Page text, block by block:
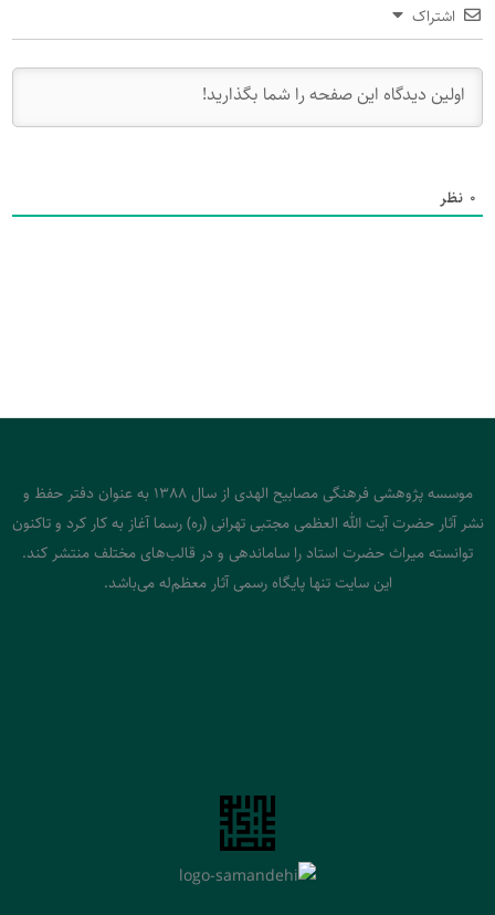
اشتراک
0 نظر
موسسه پژوهشی فرهنگی مصابیح الهدی از سال 1388 به عنوان دفتر حفظ و
نشر آثار حضرت آیت الله العظمی مجتبی تهرانی (ره) رسما آغاز به کار کرد و تاکنون
توانسته میراث حضرت استاد را ساماندهی و در قالب‌های مختلف منتشر کند.
این سایت تنها پایگاه رسمی آثار معظم‌له می‌باشد.